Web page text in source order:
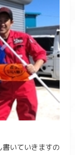
書いていきますの